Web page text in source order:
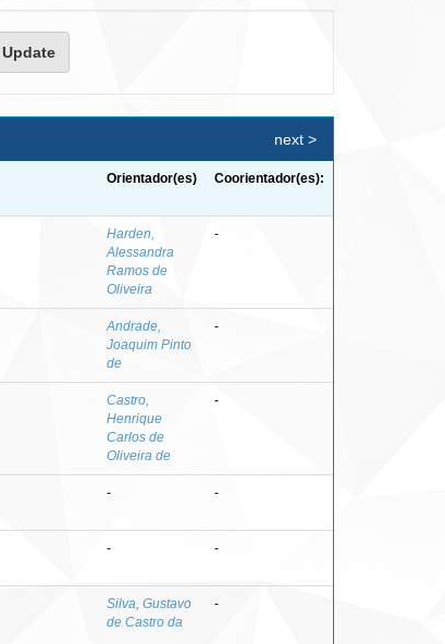
next >
Orientador(es) Coorientador(es):
Harden,
Alessandra
Ramos de
Oliveira
-
Andrade,
Joaquim Pinto
de
-
Castro,
Henrique
Carlos de
Oliveira de
-
- -
- -
Silva, Gustavo
de Castro da
-